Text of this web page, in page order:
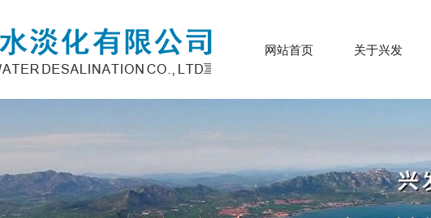
网站首页 关于兴发